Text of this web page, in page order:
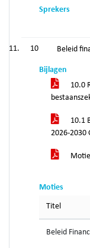
Sprekers
10 Beleid
Bijlagen
10.0
10.1
2026-2030
Moties
Titel
Beleid